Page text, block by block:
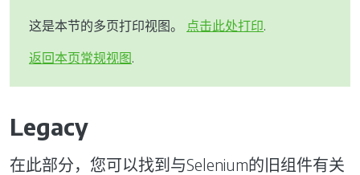
这是本节的多页打印视图。 点击此处打印.
返回本页常规视图.
Legacy
在此部分，您可以找到与Selenium的旧组件有关